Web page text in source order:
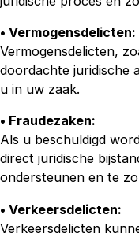
• Vermogensdelicten:
Vermogensdelicten,
doordachte juridische
u in uw zaak.
• Fraudezaken:
Als u beschuldigd
direct juridische
ondersteunen en te
• Verkeersdelicten:
Verkeersdelicten